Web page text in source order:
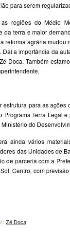
para serem
regiões do Médio
terra e maior
reforma agrária
a importância da
Doca. Também
para as ações
Terra Legal
do
ainda vários
das Unidades de
de parceria com a
Centro, com
Zé Doca